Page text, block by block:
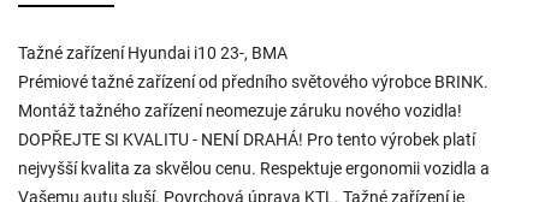
Tažné zařízení Hyundai i10 23-, BMA
Prémiové tažné zařízení od předního světového výrobce BRINK.
Montáž tažného zařízení neomezuje záruku nového vozidla!
DOPŘEJTE SI KVALITU - NENÍ DRAHÁ! Pro tento výrobek platí
nejvyšší kvalita za skvělou cenu. Respektuje ergonomii vozidla a
Vašemu autu sluší. Povrchová úprava KTL. Tažné zařízení je